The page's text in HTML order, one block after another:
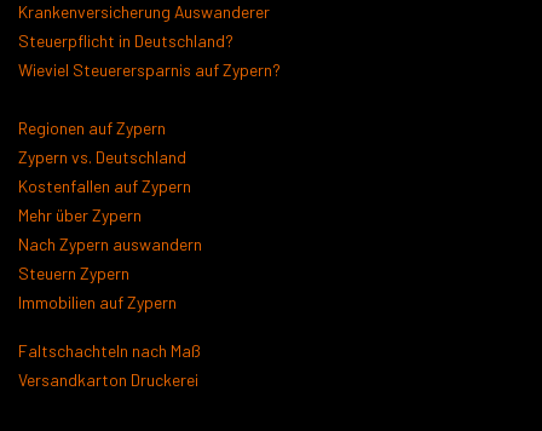
Krankenversicherung Auswanderer
Steuerpflicht in Deutschland?
Wieviel Steuerersparnis auf Zypern?
Regionen auf Zypern
Zypern vs. Deutschland
Kostenfallen auf Zypern
Mehr über Zypern
Nach Zypern auswandern
Steuern Zypern
Immobilien auf Zypern
Faltschachteln nach Maß
Versandkarton Druckerei